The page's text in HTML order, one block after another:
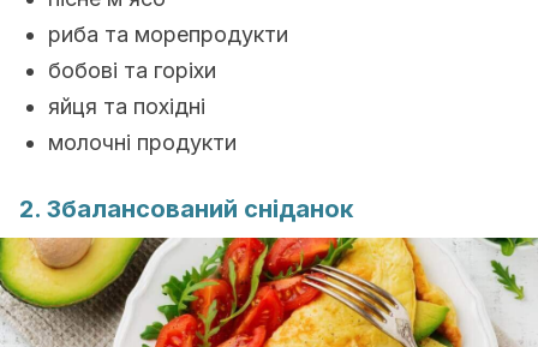
риба та морепродукти
бобові та горіхи
яйця та похідні
молочні продукти
2. Збалансований сніданок